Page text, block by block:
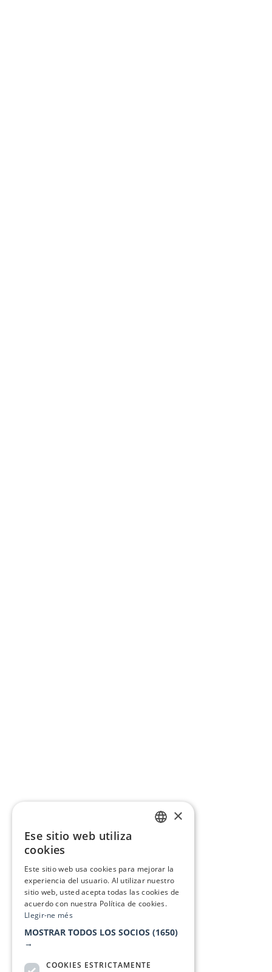
×
Ese sitio web utiliza
cookies
Este sitio web usa cookies para mejorar la
experiencia del usuario. Al utilizar nuestro
sitio web, usted acepta todas las cookies de
acuerdo con nuestra Política de cookies.
Llegir-ne més
MOSTRAR TODOS LOS SOCIOS (1650)
→
COOKIES ESTRICTAMENTE